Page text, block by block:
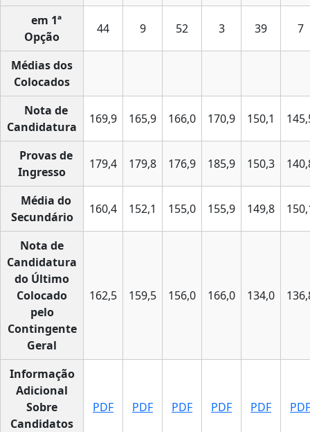
em 1ª
Opção
44 9 52 3 39 7
Médias dos
Colocados
Nota de
Candidatura
169,9 165,9 166,0 170,9 150,1
Provas de
Ingresso
179,4 179,8 176,9 185,9 150,3
Média do
Secundário
160,4 152,1 155,0 155,9 149,8
Nota de
Candidatura
do Último
Colocado
pelo
Contingente
Geral
162,5 159,5 156,0 166,0 134,0
Informação
Adicional
Sobre
Candidatos
PDF PDF PDF PDF PDF PDF